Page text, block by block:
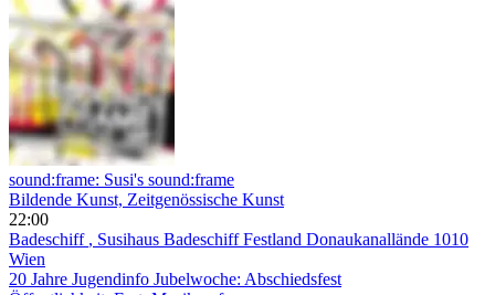
sound:frame: Susi's sound:frame
Bildende Kunst, Zeitgenössische Kunst
22:00
Badeschiff , Susihaus Badeschiff Festland Donaukanallände 1010
Wien
20 Jahre Jugendinfo Jubelwoche: Abschiedsfest